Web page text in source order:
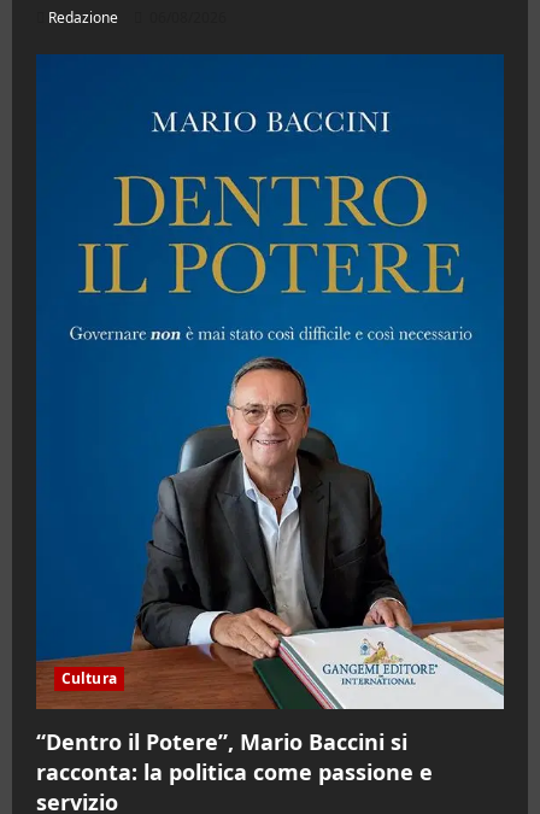
Redazione
Cultura
“Dentro il Potere”, Mario Baccini si
racconta: la politica come passione e
servizio